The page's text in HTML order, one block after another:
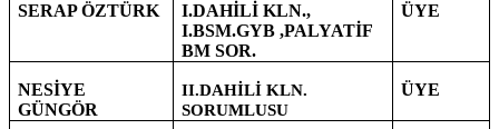
SERAP ÖZTÜRK
I.DAHİLİ KLN.,
I.BSM.GYB ,PALYATİF
BM SOR.
ÜYE
NESİYE
GÜNGÖR
II.DAHİLİ KLN.
SORUMLUSU
ÜYE